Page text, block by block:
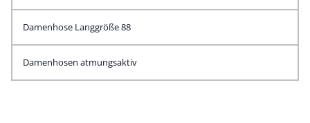
Damenhose Langgröße 88
Damenhosen atmungsaktiv